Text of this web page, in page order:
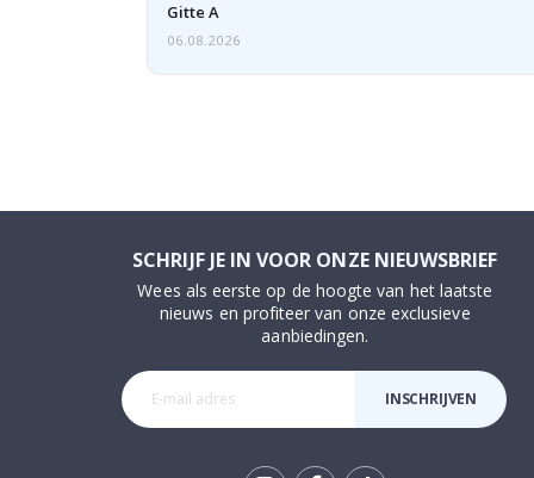
Gitte A
06.08.2026
SCHRIJF JE IN VOOR ONZE NIEUWSBRIEF
Wees als eerste op de hoogte van het laatste
nieuws en profiteer van onze exclusieve
aanbiedingen.
INSCHRIJVEN